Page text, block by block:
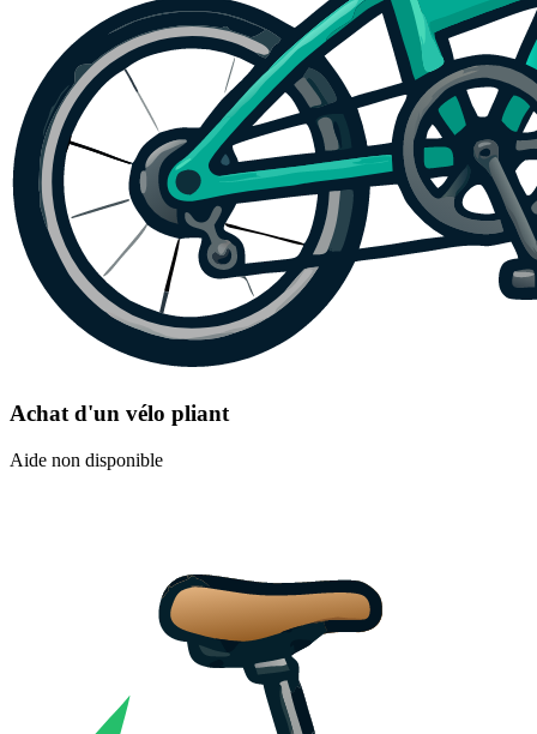
Achat d'un vélo pliant
Aide non disponible